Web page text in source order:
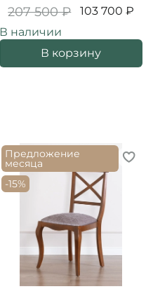
207 500 ₽
103 700 ₽
В наличии
В корзину
Предложение
месяца
-15%